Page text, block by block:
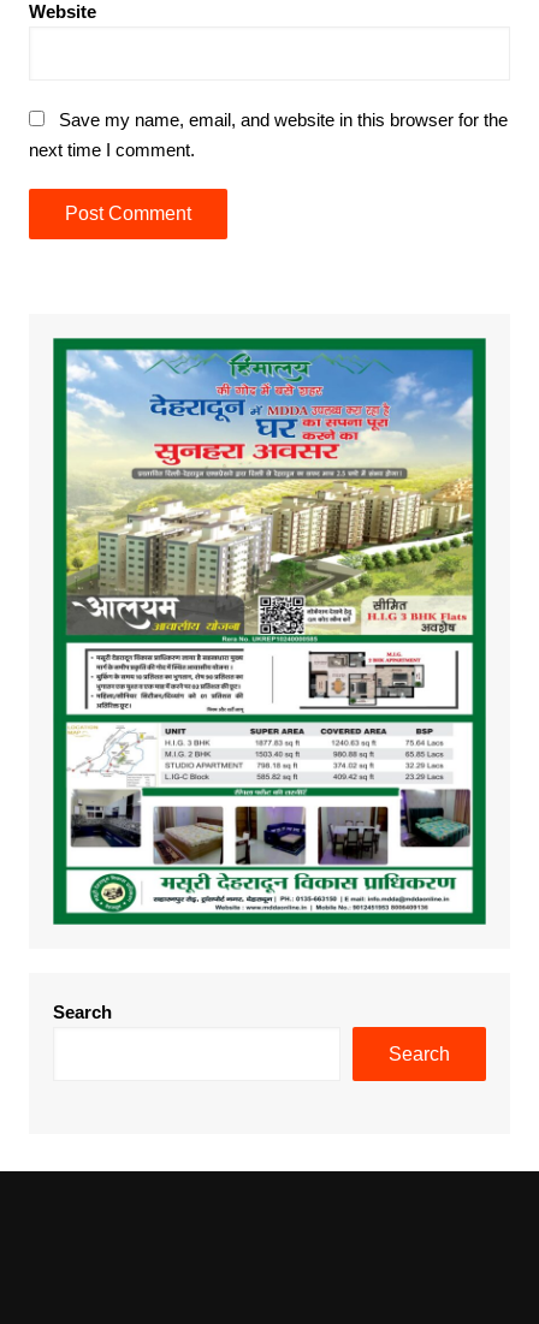
Website
Save my name, email, and website in this browser for the
next time I comment.
Search
Search